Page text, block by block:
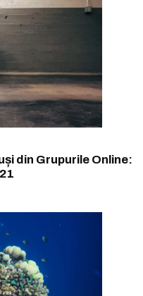
din Grupurile Online: